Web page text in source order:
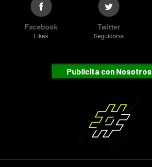
Facebook
Likes
Twitter
Seguidorxs
Publicita con Nosotros